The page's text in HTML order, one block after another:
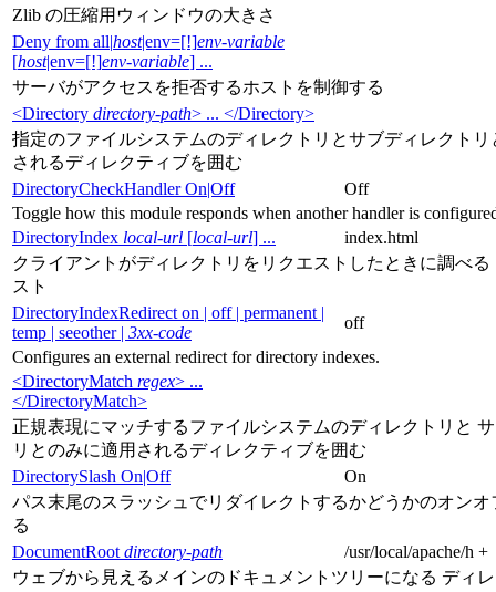
Zlib の圧縮用ウィンドウの大きさ
Deny from all|host|env=[!]env-variable
[host|env=[!]env-variable] ...
サーバがアクセスを拒否するホストを制御する
<Directory directory-path> ... </Directory>
指定のファイルシステムのディレクトリとサブディレクトリ
されるディレクティブを囲む
DirectoryCheckHandler On|Off
Off
Toggle how this module responds when another handler is
DirectoryIndex local-url [local-url] ...
index.html
クライアントがディレクトリをリクエストしたときに調べる
スト
DirectoryIndexRedirect on | off | permanent |
temp | seeother | 3xx-code
off
Configures an external redirect for directory indexes.
<DirectoryMatch regex> ...
</DirectoryMatch>
正規表現にマッチするファイルシステムのディレクトリと
リとのみに適用されるディレクティブを囲む
DirectorySlash On|Off
On
パス末尾のスラッシュでリダイレクトするかどうかのオン
る
DocumentRoot directory-path
/usr/local/apache/h +
ウェブから見えるメインのドキュメントツリーになる ディ